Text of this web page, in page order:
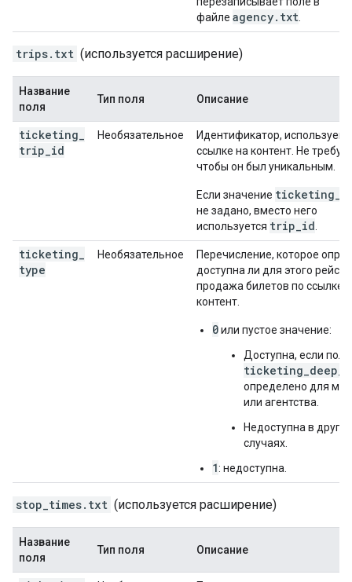
файле agency. txt
trips.txt (используется расширение)
Название
поля
Тип поля Описание
ticketing
trip id
Необязательное
Идентификатор,
ссылке на контент. Не
чтобы он был уникальным.
Если значение
не задано, вместо него
используется trip_id
ticketing
type
Необязательное
Перечисление, которое
доступна ли для этого рейса
продажа билетов по ссылке
контент.
0или пустое значение:
Доступна, если поле
определено для
или агентства.
Недоступна в других
случаях.
1: недоступна.
stop_times.txt (используется расширение)
Название
поля
Тип поля Описание